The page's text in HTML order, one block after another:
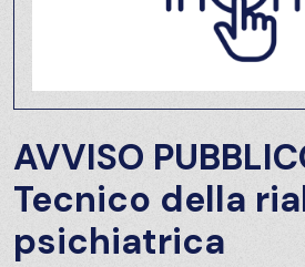
AVVISO
Tecnico della
psichiatrica